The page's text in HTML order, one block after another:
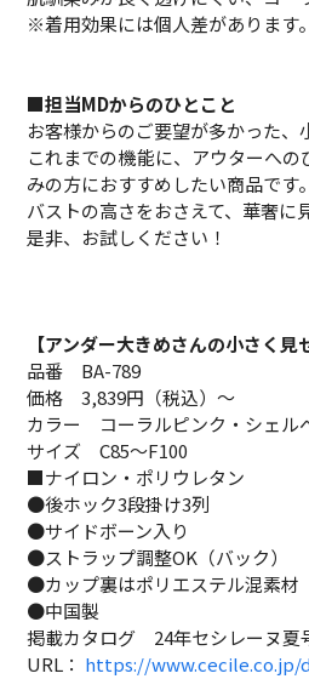
※着用効果には個人差があります。
■担当MDからのひとこと
お客様からのご要望が多かった
これまでの機能に、アウターへ
みの方におすすめしたい商品です。
バストの高さをおさえて、華奢
是非、お試しください！
【アンダー大きめさんの小さく
品番 BA-789
価格 3,839円（税込）～
カラー コーラルピンク・シェル
サイズ C85～F100
■ナイロン・ポリウレタン
●後ホック3段掛け3列
●サイドボーン入り
●ストラップ調整OK（バック）
●カップ裏はポリエステル混素材
●中国製
掲載カタログ 24年セシレーヌ夏
URL： https://www.cecile.co.jp/